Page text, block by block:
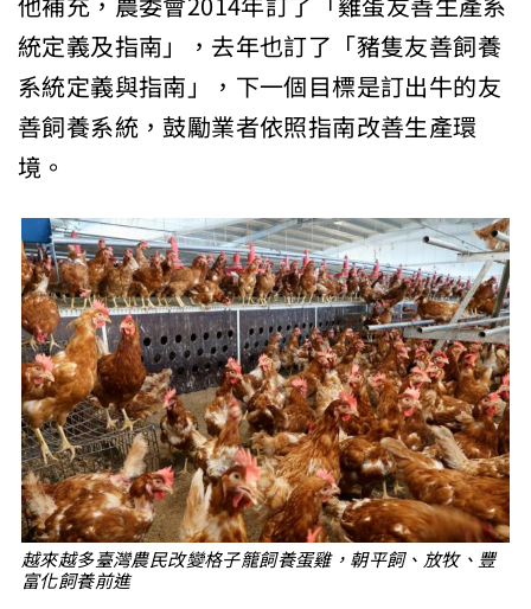
統定義及指南」，去年也訂了「豬隻友善飼養
系統定義與指南」，下一個目標是訂出牛的友
善飼養系統，鼓勵業者依照指南改善生產環
境。
越來越多臺灣農民改變格子籠飼養蛋雞，朝平飼、放牧、豐
富化飼養前進